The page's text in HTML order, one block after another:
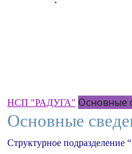
НСП "РАДУГА" Основные
Основные
Структурное